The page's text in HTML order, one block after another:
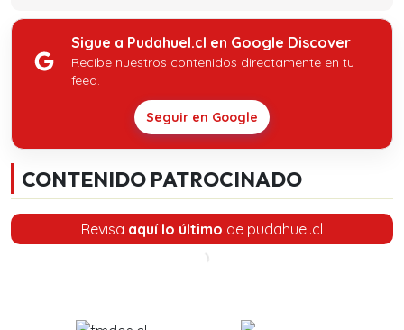
Sigue a Pudahuel.cl en Google Discover
Recibe nuestros contenidos directamente en tu
feed.
Seguir en Google
CONTENIDO PATROCINADO
Revisa aquí lo último de pudahuel.cl